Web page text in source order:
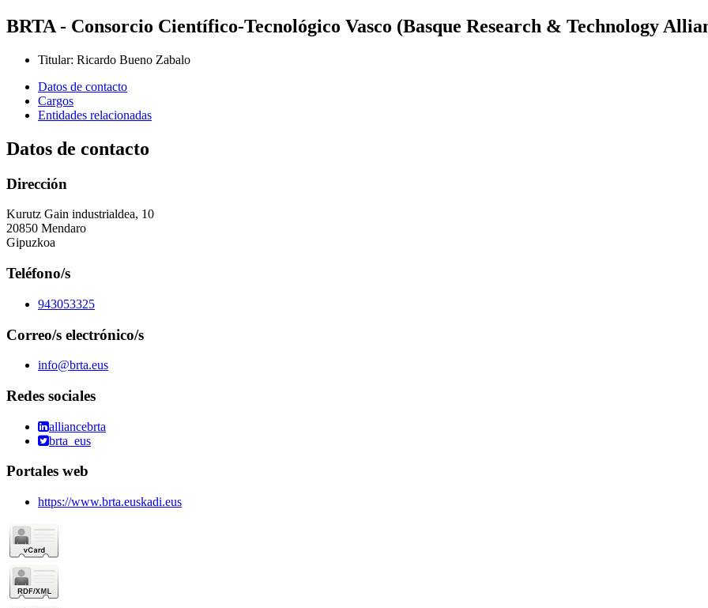
BRTA - Consorcio Científico-Tecnológico Vasco (Basque Research & Technology
Titular: Ricardo Bueno Zabalo
Datos de contacto
Cargos
Entidades relacionadas
Datos de contacto
Dirección
Kurutz Gain industrialdea, 10
20850 Mendaro
Gipuzkoa
Teléfono/s
943053325
Correo/s electrónico/s
info@brta.eus
Redes sociales
alliancebrta
brta_eus
Portales web
https://www.brta.euskadi.eus